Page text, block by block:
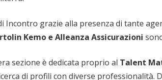
grazie alla presenza di tante
Kemo e Alleanza Assicurazioni
sezione è dedicata proprio al Talent
di profili con diverse